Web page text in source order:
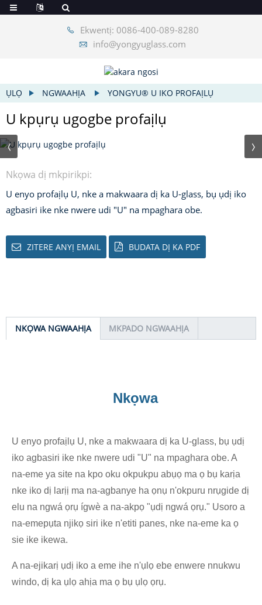
Ekwentị: 0086-400-089-8280
info@yongyuglass.com
ỤLỌ NGWAAHỊA YONGYU® U IKO PROFAỊLỤ
U kpụrụ ugogbe profaịlụ
Nkọwa dị mkpirikpi:
U enyo profaịlụ U, nke a makwaara dị ka U-glass, bụ ụdị iko
agbasiri ike nke nwere udi "U" na mpaghara obe.
ZITERE ANYỊ EMAIL BUDATA DỊ KA PDF
NKỌWA NGWAAHỊA MKPADO NGWAAHỊA
Nkọwa
U enyo profaịlụ U, nke a makwaara dị ka U-glass, bụ ụdị
iko agbasiri ike nke nwere udi "U" na mpaghara obe. A
na-eme ya site na kpo oku okpukpu abụọ ma ọ bụ karịa
nke iko dị larịị ma na-agbanye ha ọnụ n'okpuru nrụgide dị
elu na ngwá ọrụ ígwè a na-akpọ "ụdị ngwá ọrụ." Usoro a
na-emepụta njikọ siri ike n'etiti panes, nke na-eme ka ọ
sie ike ikewa.
A na-ejikarị ụdị iko a eme ihe n'ụlọ ebe enwere nnukwu
windo, dị ka ụlọ ahịa ma ọ bụ ụlọ ọrụ.